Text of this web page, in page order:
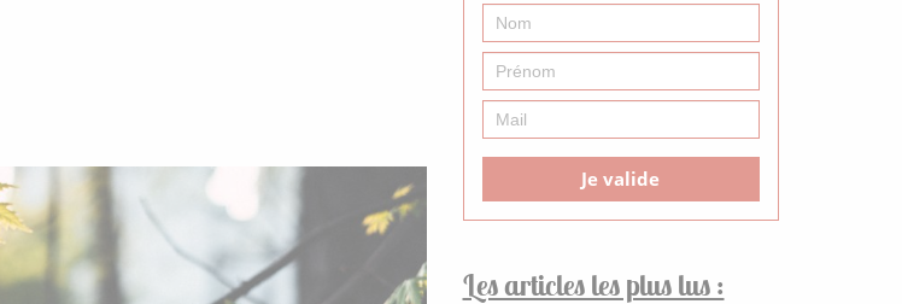
Je valide
Les articles les plus lus :